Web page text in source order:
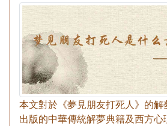
本文對於《夢見朋友打死人》的
出版的中華傳統解夢典籍及西方心